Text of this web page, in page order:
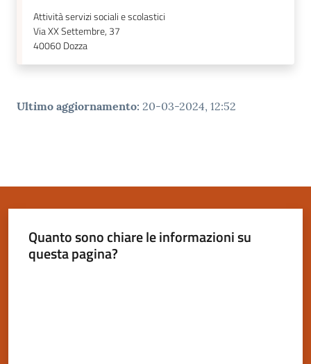
Attività servizi sociali e scolastici
Via XX Settembre, 37
40060Dozza
Ultimo aggiornamento: 20-03-2024, 12:52
Quanto sono chiare le informazioni su
questa pagina?